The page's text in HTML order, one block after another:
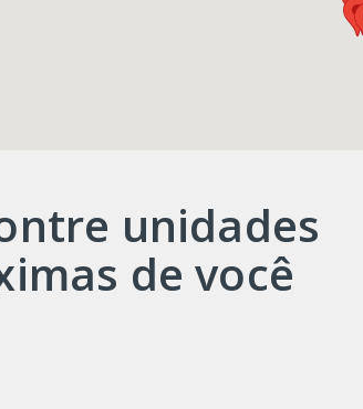
unidades
de você